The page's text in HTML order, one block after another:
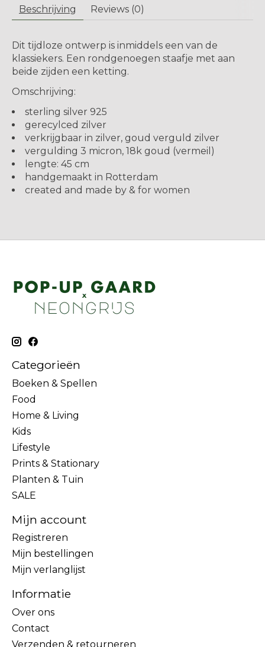
Beschrijving Reviews (0)
Dit tijdloze ontwerp is inmiddels een van de
klassiekers. Een rondgenoegen staafje met aan
beide zijden een ketting.
Omschrijving:
sterling silver 925
gerecylced zilver
verkrijgbaar in zilver, goud verguld zilver
vergulding 3 micron, 18k goud (vermeil)
lengte: 45 cm
handgemaakt in Rotterdam
created and made by & for women
Categorieën
Boeken & Spellen
Food
Home & Living
Kids
Lifestyle
Prints & Stationary
Planten & Tuin
SALE
Mijn account
Registreren
Mijn bestellingen
Mijn verlanglijst
Informatie
Over ons
Contact
Verzenden & retourneren